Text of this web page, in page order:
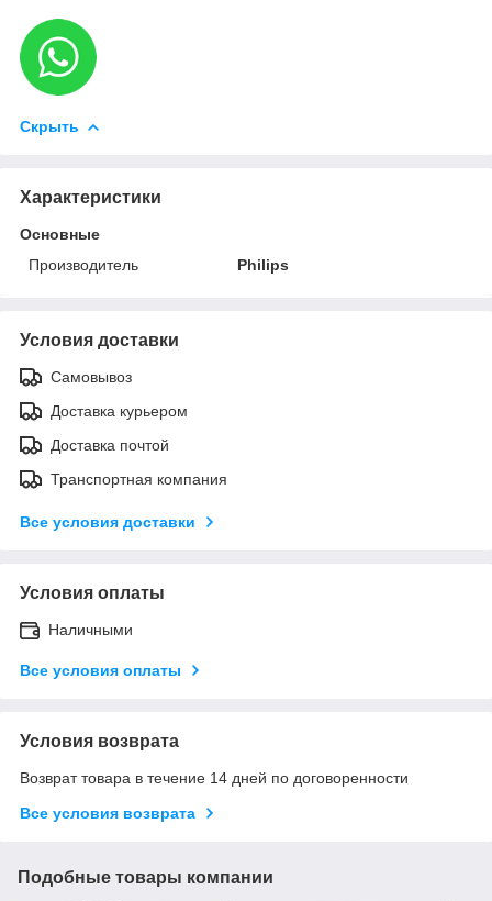
Скрыть
Характеристики
Основные
Производитель
Philips
Условия доставки
Самовывоз
Доставка курьером
Доставка почтой
Транспортная компания
Все условия доставки
Условия оплаты
Наличными
Все условия оплаты
Условия возврата
Возврат товара в течение 14 дней по договоренности
Все условия возврата
Подобные товары компании